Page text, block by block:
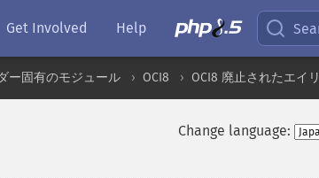
Get Involved Help
ー固有のモジュール OCI8 OCI8 廃止されたエイ
Change language: